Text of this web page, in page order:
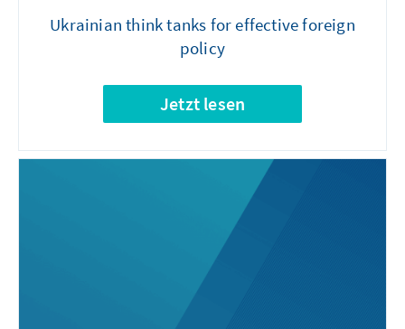
Ukrainian think tanks for effective foreign
policy
Jetzt lesen